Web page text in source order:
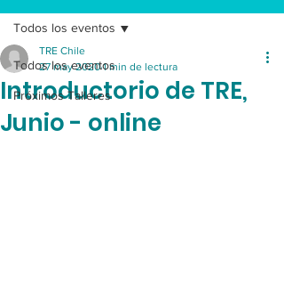
Todos los eventos
Próximos Talleres
Todos los eventos
Introductorio de TRE,
Junio - online
TRE Chile
27 may 2020 1 min de lectura